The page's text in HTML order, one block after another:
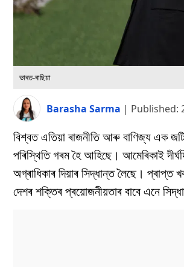
ভাৰত-ৰাছিয়া
Barasha Sarma | Published:
বিশ্বত এতিয়া ৰাজনীতি আৰু বাণিজ্য এক
পৰিস্থিতি গৰম হৈ আহিছে। আমেৰিকাই
অগ্ৰাধিকাৰ দিয়াৰ সিদ্ধান্ত লৈছে।
দেশৰ শক্তিৰ প্ৰয়োজনীয়তাৰ বাবে এনে